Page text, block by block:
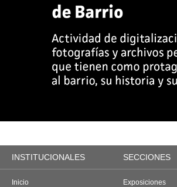
INSTITUCIONALES SECCIONES
Inicio
Exposiciones